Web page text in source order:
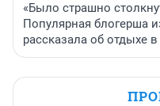
«Было страшно
Популярная блогерша
рассказала об отдыхе в